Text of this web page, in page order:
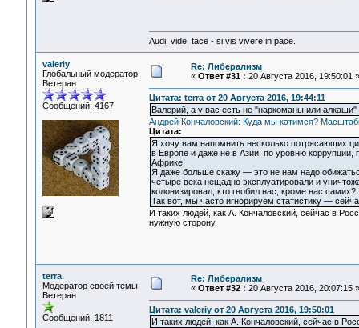
Audi, vide, tace - si vis vivere in pace.
valeriy
Глобальный модератор
Ветеран
Сообщений: 4167
Re: Либерализм
« Ответ #31 : 20 Августа 2016, 19:50:01 »
Цитата: terra от 20 Августа 2016, 19:44:11
Валерий, а у вас есть не "наркоманы или
Андрей Кончаловский: Куда мы катимся?
Цитата:
Я хочу вам напомнить несколько потрясающих
в Европе и даже не в Азии: по уровню
Африке!
Я даже больше скажу — это не нам надо
четыре века нещадно эксплуатировали и
колонизировал, кто гнобил нас, кроме нас самих?
Так вот, мы часто игнорируем статистику —
И таких людей, как А. Кончаловский, сейчас в
нужную сторону.
terra
Модератор своей темы
Ветеран
Сообщений: 1811
Re: Либерализм
« Ответ #32 : 20 Августа 2016, 20:07:15 »
Цитата: valeriy от 20 Августа 2016, 19:50:01
И таких людей, как А. Кончаловский, сейчас в